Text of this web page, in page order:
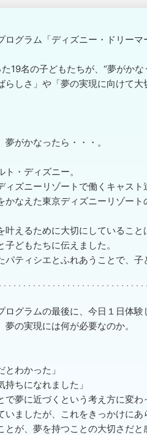
グラム「ディズニー・ドリーマ
19名の子どもたちが、“夢がか
しさ」や「夢の実現に向けて
がかなったら・・・。
・ディズニー。
ズニーリゾートで働くキャスト
なえた東京ディズニーリゾート
えるために大切にしているこ
どもたちに伝えました。
ティシエとふれあうことで、
グラムの最後に、今日１日体験
の実現には何が必要なのか。
わかった」
持ちになれました」
で夢に近づくという考え方に変わ
いましたが、これをきっかけにあ
とが、夢を持つことの大切さだと